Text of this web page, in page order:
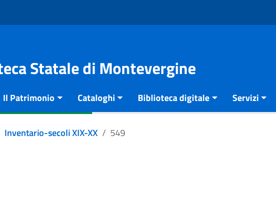
Statale di Montevergine
Il Patrimonio Cataloghi Biblioteca digitale Servizi
Inventario-secoli XIX-XX 549